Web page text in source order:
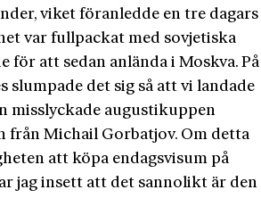
viket föranledde en tre dagars
var fullpackat med sovjetiska
för att sedan anlända i Moskva. På
slumpade det sig så att vi landade
misslyckade augustikuppen
från Michail Gorbatjov. Om detta
att köpa endagsvisum på
jag insett att det sannolikt är den